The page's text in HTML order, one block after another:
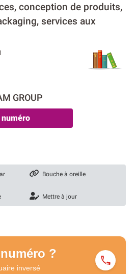
conception de produits,
services aux
GROUP
Bouche à oreille
Mettre à jour
?
inversé